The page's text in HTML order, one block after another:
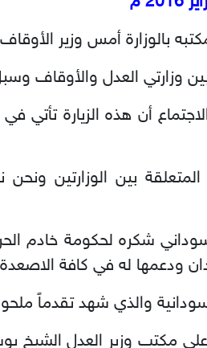
بالوزارة أمس وزير
وزارتي العدل والأوقاف
أن هذه الزيارة تأتي في
بين الوزارتين
شكره لحكومة خادم
ودعمها له في كافة
والذي شهد تقدماً
مكتب وزير العدل الشيخ